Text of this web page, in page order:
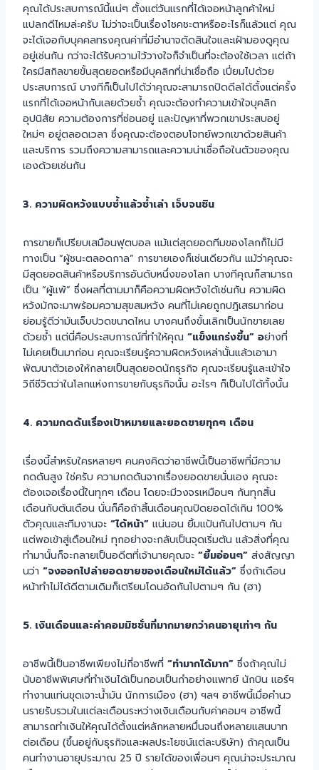
คุณได้ประสบการณ์นี้แน่ๆ ตั้งแต่วันแรกที่ได้เจอหน้าลูกค้าใหม่
แปลกดีไหมล่ะครับ ไม่ว่าจะเป็นเรื่องโชคชะตาหรืออะไรก็แล้วแต่ คุณ
จะได้เจอกับบุคคลทรงคุณค่าที่มีอำนาจตัดสินใจและเฝ้ามองดูคุณ
อยู่เช่นกัน กว่าจะได้รับความไว้วางใจก็จำเป็นที่จะต้องใช้เวลา แต่ถ้า
ใครมีสกิลขายขั้นสุดยอดหรือมีบุคลิกที่น่าเชื่อถือ เปี่ยมไปด้วย
ประสบการณ์ บางทีก็เป็นไปได้ว่าคุณจะสามารถปิดดีลได้ตั้งแต่ครั้ง
แรกที่ได้เจอหน้ากันเลยด้วยซ้ำ คุณจะต้องทำความเข้าใจบุคลิก
อุปนิสัย ความต้องการที่ซ่อนอยู่ และปัญหาที่พวกเขาประสบอยู่
ใหม่ๆ อยู่ตลอดเวลา ซึ่งคุณจะต้องตอบโจทย์พวกเขาด้วยสินค้า
และบริการ รวมถึงความสามารถและความน่าเชื่อถือในตัวของคุณ
เองด้วยเช่นกัน
3. ความผิดหวังแบบซ้ำแล้วซ้ำเล่า เจ็บจนชิน
การขายก็เปรียบเสมือนฟุตบอล แม้แต่สุดยอดทีมของโลกก็ไม่มี
ทางเป็น “ผู้ชนะตลอดกาล” การขายเองก็เช่นเดียวกัน แม้ว่าคุณจะ
มีสุดยอดสินค้าหรือบริการอันดับหนึ่งของโลก บางทีคุณก็สามารถ
เป็น “ผู้แพ้” ซึ่งผลที่ตามมาก็คือความผิดหวังได้เช่นกัน ความผิด
หวังมักจะมาพร้อมความสุขสมหวัง คนที่ไม่เคยถูกปฎิเสธมาก่อน
ย่อมรู้ดีว่ามันเจ็บปวดขนาดไหน บางคนถึงขั้นเลิกเป็นนักขายเลย
ด้วยซ้ำ แต่นี่คือประสบการณ์ที่ทำให้คุณ “แข็งแกร่งขึ้น” อย่างที่
ไม่เคยเป็นมาก่อน คุณจะเรียนรู้ความผิดหวังเหล่านั้นแล้วเอามา
พัฒนาตัวเองให้กลายเป็นสุดยอดนักธุรกิจ คุณจะเรียนรู้และเข้าใจ
วิถีชีวิตว่าในโลกแห่งการขายกับธุรกิจนั้น อะไรๆ ก็เป็นไปได้ทั้งนั้น
4. ความกดดันเรื่องเป้าหมายและยอดขายทุกๆ เดือน
เรื่องนี้สำหรับใครหลายๆ คนคงคิดว่าอาชีพนี้เป็นอาชีพที่มีความ
กดดันสูง ใช่ครับ ความกดดันจากเรื่องยอดขายนั่นเอง คุณจะ
ต้องเจอเรื่องนี้ในทุกๆ เดือน โดยจะมีวงจรเหมือนๆ กันทุกสิ้น
เดือนกับต้นเดือน นั่นก็คือถ้าสิ้นเดือนคุณปิดยอดได้เกิน 100%
ตัวคุณและทีมงานจะ “ได้หน้า” แน่นอน ยิ้มแป้นกันไปตามๆ กัน
แต่พอเข้าสู่เดือนใหม่ ทุกอย่างจะกลับเป็นจุดเริ่มต้น แล้วสิ่งที่คุณ
ทำมานั้นก็จะกลายเป็นอดีตที่เจ้านายคุณจะ “ยิ้มอ่อนๆ” ส่งสัญญา
นว่า “จงออกไปล่ายอดขายของเดือนใหม่ได้แล้ว” ซึ่งถ้าเดือน
หน้าทำไม่ได้ดีตามเดิมก็เตรียมโดนอัดกันไปตามๆ กัน (ฮา)
5. เงินเดือนและค่าคอมมิชชั่นที่มากมายกว่าคนอายุเท่าๆ กัน
อาชีพนี้เป็นอาชีพเพียงไม่กี่อาชีพที่ “ทำมากได้มาก” ซึ่งถ้าคุณไม่
นับอาชีพพิเศษที่ทำเงินได้เป็นกอบเป็นกำอย่างแพทย์ นักบิน แอร์ฯ
ทำงานแท่นขุดเจาะน้ำมัน นักการเมือง (ฮา) ฯลฯ อาชีพนี้เมื่อคำนว
นรายรับรวมในแต่ละเดือนระหว่างเงินเดือนกับค่าคอมฯ อาชีพนี้
สามารถทำเงินให้คุณได้ตั้งแต่หลักหลายหมื่นจนถึงหลายแสนบาท
ต่อเดือน (ขึ้นอยู่กับธุรกิจและผลประโยชน์แต่ละบริษัท) ถ้าคุณเป็น
คนทำงานอายุประมาณ 25 ปี รายได้ของเพื่อนๆ คุณน่าจะประมาณ